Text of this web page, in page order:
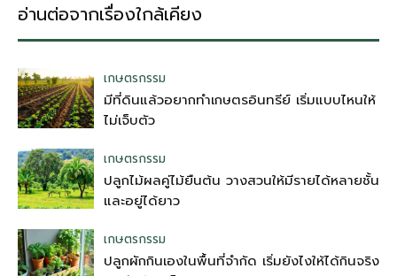
อ่านต่อจากเรื่องใกล้เคียง
เกษตรกรรม
มีที่ดินแล้วอยากทำเกษตรอินทรีย์ เริ่มแบบไหนให้
ไม่เจ็บตัว
เกษตรกรรม
ปลูกไม้ผลคู่ไม้ยืนต้น วางสวนให้มีรายได้หลายชั้น
และอยู่ได้ยาว
เกษตรกรรม
ปลูกผักกินเองในพื้นที่จำกัด เริ่มยังไงให้ได้กินจริง